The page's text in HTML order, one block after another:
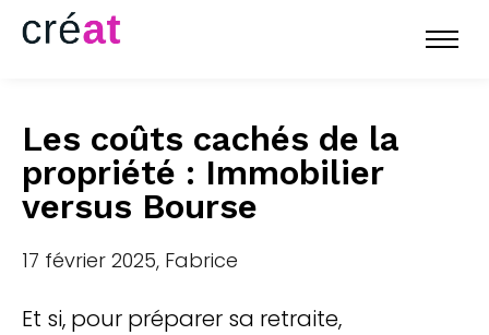
Les coûts cachés de la
propriété : Immobilier
versus Bourse
17 février 2025, Fabrice
Et si, pour préparer sa retraite,